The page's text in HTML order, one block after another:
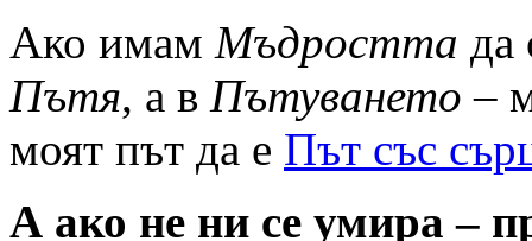
Ако имам Мъдростта да
Пътя, а в Пътуването –
моят път да е Път със
А ако не ни се умира –